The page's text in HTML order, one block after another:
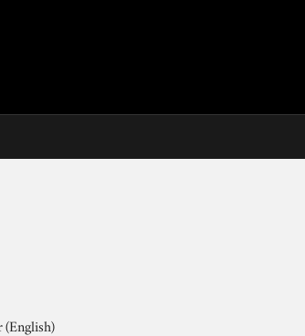
(English)